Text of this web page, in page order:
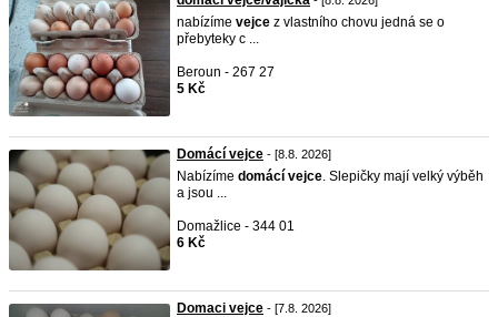
nabízíme vejce z vlastního chovu jedná se o
přebyteky c ...
Beroun - 267 27
5 Kč
Domácí vejce - [8.8. 2026]
Nabízíme domácí vejce. Slepičky mají velký výběh
a jsou ...
Domažlice - 344 01
6 Kč
Domaci vejce - [7.8. 2026]